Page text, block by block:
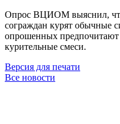
Опрос ВЦИОМ выяснил,
сограждан курят обычные
опрошенных предпочитают
курительные смеси.
Версия для печати
Все новости